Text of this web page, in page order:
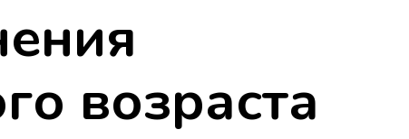
возраста